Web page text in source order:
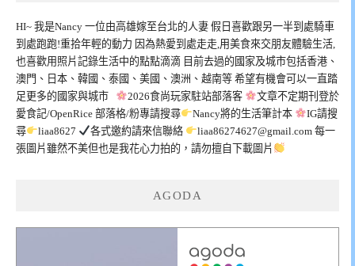
HI~ 我是Nancy 一位由高雄嫁至台北的人妻 假日喜歡跟另一半到處騎車
到處跑跑!重拾年輕的動力 因為熱愛到處走走,用美食來交朋友體驗生活,
也喜歡用照片記錄生活中的點點滴滴 目前去過的國家及城市包括香港、
澳門、日本、韓國、泰國、美國、澳洲、越南等 希望有機會可以一直踏
足更多的國家與城市
2026食尚玩家駐站部落客
文章不定期刊登於
愛食記/OpenRice 部落格/粉專請搜尋
Nancy將的生活筆計本
IG請搜
尋
liaa8627 各式邀約請來信聯絡 liaa86274627@gmail.com每一
張圖片雖然不美但也是我花心力拍的，請勿擅自下載圖片
AGODA